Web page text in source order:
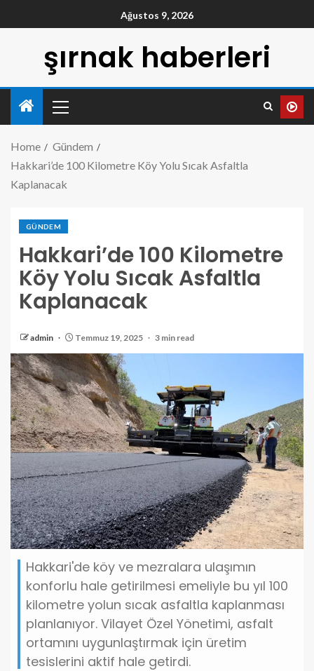
Ağustos 9, 2026
şırnak haberleri
Home
Gündem
Hakkari’de 100 Kilometre Köy Yolu Sıcak Asfaltla
Kaplanacak
GÜNDEM
Hakkari’de 100 Kilometre
Köy Yolu Sıcak Asfaltla
Kaplanacak
admin Temmuz 19, 2025 3 min read
Hakkari'de köy ve mezralara ulaşımın
konforlu hale getirilmesi emeliyle bu yıl 100
kilometre yolun sıcak asfaltla kaplanması
planlanıyor. Vilayet Özel Yönetimi, asfalt
ortamını uygunlaştırmak için üretim
tesislerini aktif hale getirdi.